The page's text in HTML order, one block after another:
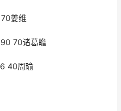
姜维
70诸葛瞻
40周瑜